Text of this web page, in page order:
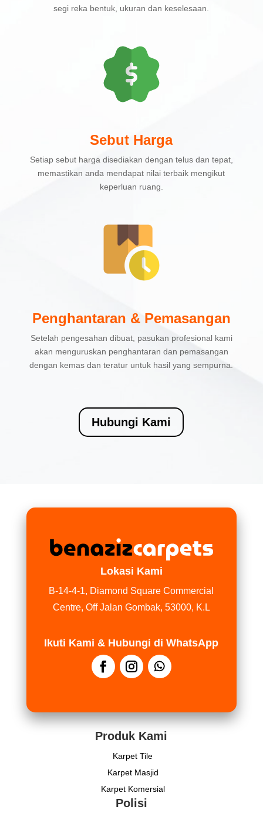
segi reka bentuk, ukuran dan keselesaan.
Sebut Harga
Setiap sebut harga disediakan dengan telus dan tepat,
memastikan anda mendapat nilai terbaik mengikut
keperluan ruang.
Penghantaran & Pemasangan
Setelah pengesahan dibuat, pasukan profesional kami
akan menguruskan penghantaran dan pemasangan
dengan kemas dan teratur untuk hasil yang sempurna.
Hubungi Kami
Lokasi Kami
B-14-4-1, Diamond Square Commercial
Centre, Off Jalan Gombak, 53000, K.L
Ikuti Kami & Hubungi di WhatsApp
Produk Kami
Karpet Tile
Karpet Masjid
Karpet Komersial
Polisi